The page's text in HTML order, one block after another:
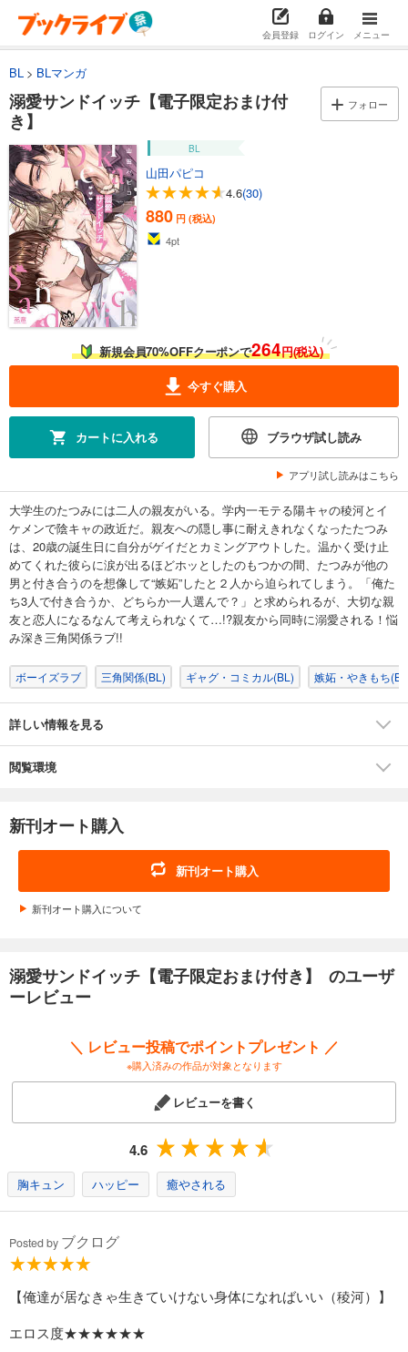
会員登録 ログイン メニュー
BL BLマンガ
溺愛サンドイッチ【電子限定おまけ付
き】
フォロー
BL
山田パピコ
4.6(30)
880 円 (税込)
4pt
新規会員70%OFFクーポンで264円(税込)
今すぐ購入
カートに入れる ブラウザ試し読み
アプリ試し読みはこちら
大学生のたつみには二人の親友がいる。学内一モテる陽キャの稜河とイ
ケメンで陰キャの政近だ。親友への隠し事に耐えきれなくなったたつみ
は、20歳の誕生日に自分がゲイだとカミングアウトした。温かく受け止
めてくれた彼らに涙が出るほどホッとしたのもつかの間、たつみが他の
男と付き合うのを想像して“嫉妬”したと２人から迫られてしまう。「俺た
ち3人で付き合うか、どちらか一人選んで？」と求められるが、大切な親
友と恋人になるなんて考えられなくて…!?親友から同時に溺愛される！悩
み深き三角関係ラブ!!
ボーイズラブ 三角関係(BL) ギャグ・コミカル(BL) 嫉妬・やきもち
詳しい情報を見る
閲覧環境
新刊オート購入
新刊オート購入
新刊オート購入について
溺愛サンドイッチ【電子限定おまけ付き】 のユーザ
ーレビュー
＼ レビュー投稿でポイントプレゼント ／
※購入済みの作品が対象となります
レビューを書く
4.6
胸キュン ハッピー 癒やされる
Posted by ブクログ
【俺達が居なきゃ生きていけない身体になればいい（稜河）】
エロス度★★★★★★